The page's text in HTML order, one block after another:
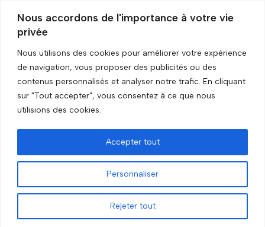
Nous accordons de l'importance à votre vie
privée
Nous utilisons des cookies pour améliorer votre expérience
de navigation, vous proposer des publicités ou des
contenus personnalisés et analyser notre trafic. En cliquant
sur "Tout accepter", vous consentez à ce que nous
utilisions des cookies.
Personnaliser
Rejeter tout
Accepter tout
Aller
au
contenu
Accueil »Restriction(s)»Matériel de surveillance
Matériel de surveillance
Vénézuela
parGRIP Recherche
Statut de l’embargo En cours Entité État